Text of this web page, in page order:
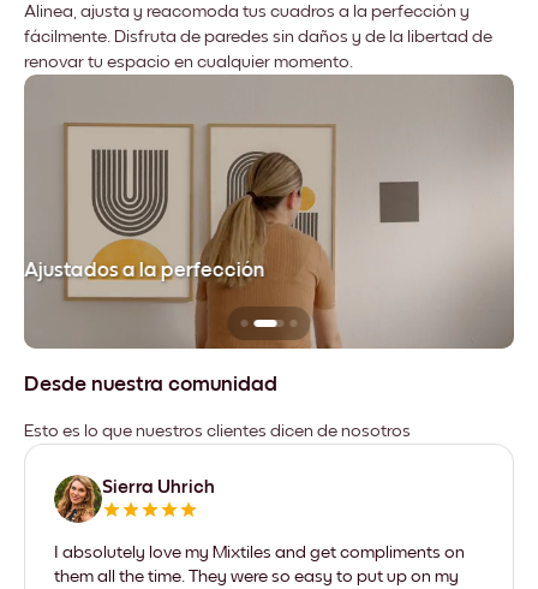
Alinea, ajusta y reacomoda tus cuadros a la perfección y
fácilmente. Disfruta de paredes sin daños y de la libertad de
renovar tu espacio en cualquier momento.
Ajustados a la perfección
Desde nuestra comunidad
Esto es lo que nuestros clientes dicen de nosotros
Sierra Uhrich
I absolutely love my Mixtiles and get compliments on
them all the time. They were so easy to put up on my